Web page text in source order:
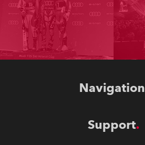
Navigation
Support